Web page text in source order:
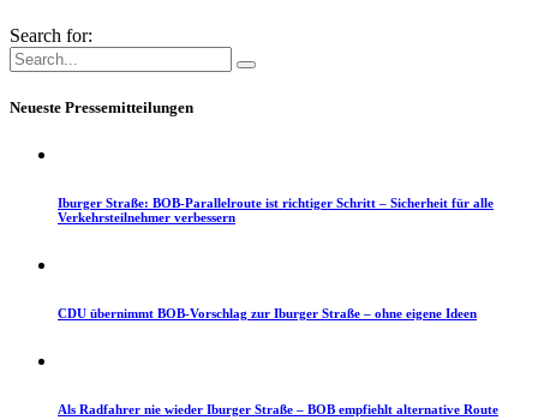
Search for:
Neueste Pressemitteilungen
Iburger Straße: BOB-Parallelroute ist richtiger Schritt – Sicherheit für alle
Verkehrsteilnehmer verbessern
CDU übernimmt BOB-Vorschlag zur Iburger Straße – ohne eigene Ideen
Als Radfahrer nie wieder Iburger Straße – BOB empfiehlt alternative Route